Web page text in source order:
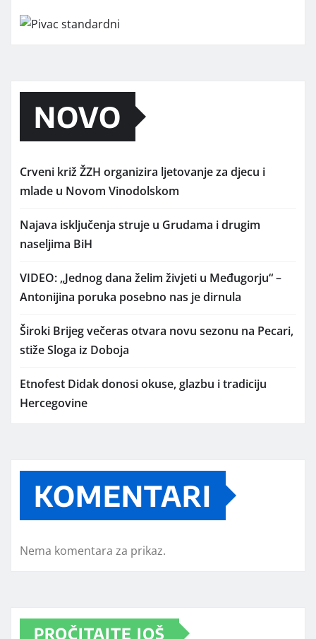
NOVO
Crveni križ ŽZH organizira ljetovanje za djecu i
mlade u Novom Vinodolskom
Najava isključenja struje u Grudama i drugim
naseljima BiH
VIDEO: „Jednog dana želim živjeti u Međugorju“ –
Antonijina poruka posebno nas je dirnula
Široki Brijeg večeras otvara novu sezonu na Pecari,
stiže Sloga iz Doboja
Etnofest Didak donosi okuse, glazbu i tradiciju
Hercegovine
KOMENTARI
Nema komentara za prikaz.
PROČITAJTE JOŠ